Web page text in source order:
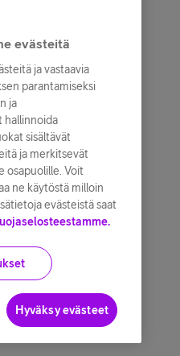
evästeitä
ja vastaavia
parantamiseksi
ja
hallinnoida
sisältävät
ja merkitsevät
osapuolille. Voit
ne käytöstä milloin
evästeistä saat
Hyväksy evästeet